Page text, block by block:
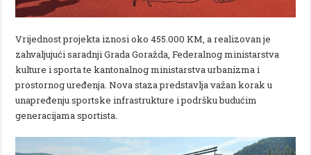
Vrijednost projekta iznosi oko 455.000 KM, a realizovan je
zahvaljujući saradnji Grada Goražda, Federalnog ministarstva
kulture i sporta te kantonalnog ministarstva urbanizma i
prostornog uređenja. Nova staza predstavlja važan korak u
unapređenju sportske infrastrukture i podršku budućim
generacijama sportista.